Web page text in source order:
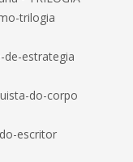
trilogia
estrategia
do-corpo
escritor